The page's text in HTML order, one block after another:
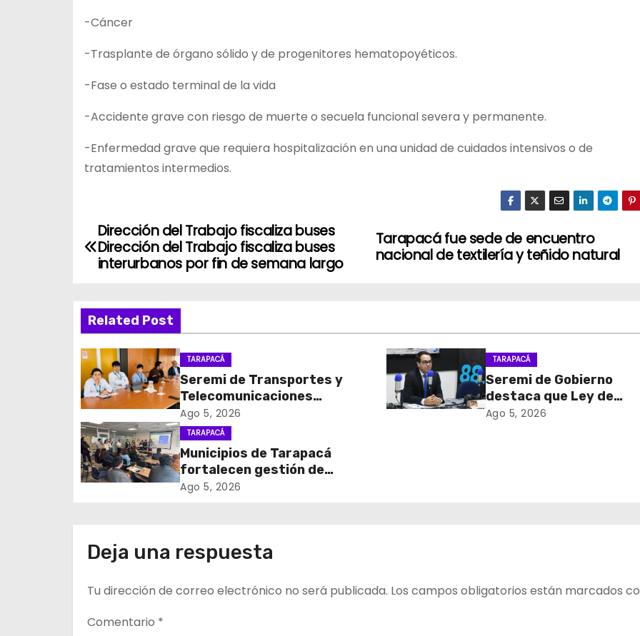
-Cáncer
-Trasplante de órgano sólido y de progenitores hematopoyéticos.
-Fase o estado terminal de la vida
-Accidente grave con riesgo de muerte o secuela funcional severa y permanente.
-Enfermedad grave que requiera hospitalización en una unidad de cuidados intensivos o de
tratamientos intermedios.
N
e
g
a
c
i
ó
e
e
n
Tarapacá fue sede de encuentro
nacional de textilería y teñido natural
Dirección del Trabajo fiscaliza buses
Dirección del Trabajo fiscaliza buses
interurbanos por fin de semana largo
Related Post
TARAPACÁ
Seremi de Transportes y
Telecomunicaciones
encabezó primera mesa de
coordinación para el retiro
de cables en desuso en
Iquique
Ago 5, 2026
TARAPACÁ
Seremi de Gobierno
destaca que Ley de
Reconstrucción Nacional
Ago 5, 2026
TARAPACÁ
Municipios de Tarapacá
fortalecen gestión de
subsidios de agua potable
Ago 5, 2026
Deja una respuesta
Tu dirección de correo electrónico no será publicada. Los campos obligatorios están marcados
Comentario *